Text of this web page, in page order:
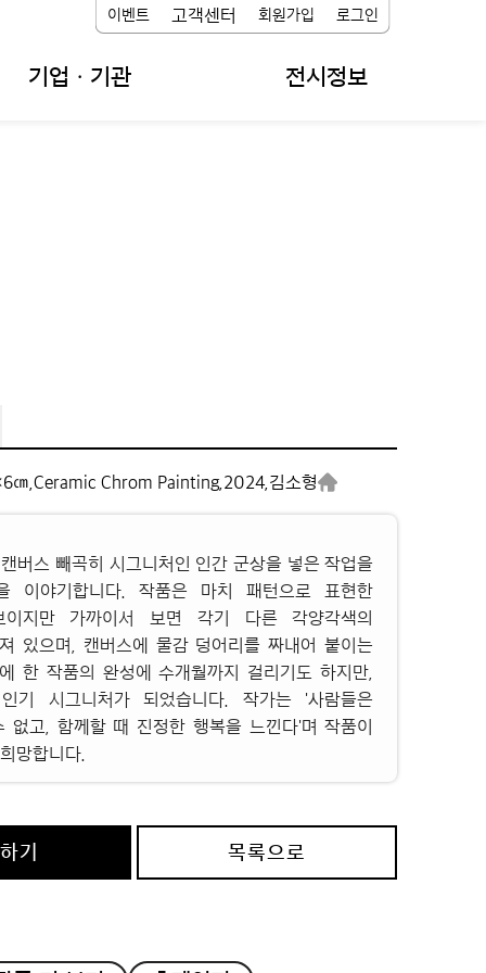
기업ㆍ기관 전시정보
이벤트 고객센터 회원가입 로그인
㎝,Ceramic Chrom Painting, 2024, 김소형
버스 빼곡히 시그니처인 인간 군상을 넣은 작업을
이야기합니다. 작품은 마치 패턴으로 표현한
이지만 가까이서 보면 각기 다른 각양각색의
있으며, 캔버스에 물감 덩어리를 짜내어 붙이는
한 작품의 완성에 수개월까지 걸리기도 하지만,
기 시그니처가 되었습니다. 작가는 '사람들은
없고, 함께할 때 진정한 행복을 느낀다'며 작품이
망합니다.
기 목록으로